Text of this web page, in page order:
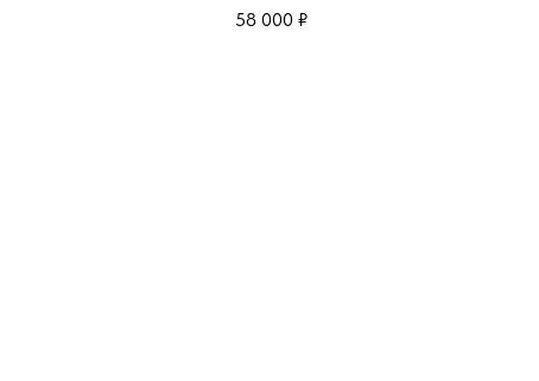
58 000 ₽